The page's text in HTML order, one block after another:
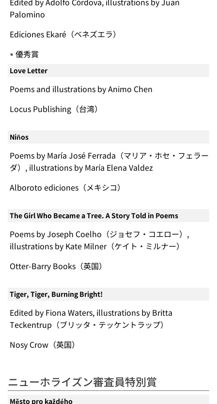
Palomino
Ediciones Ekaré（ベネズエラ）
優秀賞
Love Letter
Poems and illustrations by Animo Chen
Locus Publishing（台湾）
Niños
Poems by María José Ferrada（マリア・ホセ・フェラー
ダ）, illustrations by María Elena Valdez
Alboroto ediciones（メキシコ）
The Girl Who Became a Tree. A Story Told in Poems
Poems by Joseph Coelho（ジョセフ・コエロー）,
illustrations by Kate Milner（ケイト・ミルナー）
Otter-Barry Books（英国）
Tiger, Tiger, Burning Bright!
Edited by Fiona Waters, illustrations by Britta
Teckentrup（ブリッタ・テッケントラップ）
Nosy Crow（英国）
ニューホライズン審査員特別賞
Město pro každého